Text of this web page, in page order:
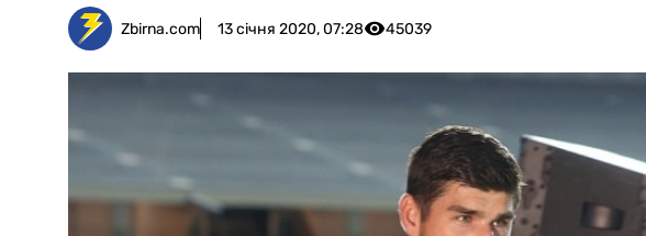
Zbirna.com 13 січня 2020, 07:28 45039